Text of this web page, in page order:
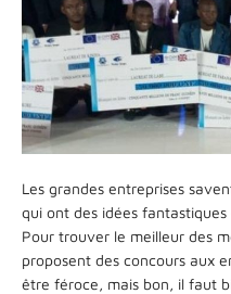
Les grandes entreprises
qui ont des idées
Pour trouver le meilleur des
proposent des concours aux
être féroce, mais bon, il faut